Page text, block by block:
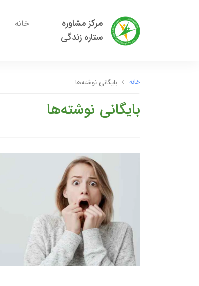
مرکز مشاوره
ستاره زندگی
خانه
خانه بایگانی نوشته‌ها
بایگانی نوشته‌ها